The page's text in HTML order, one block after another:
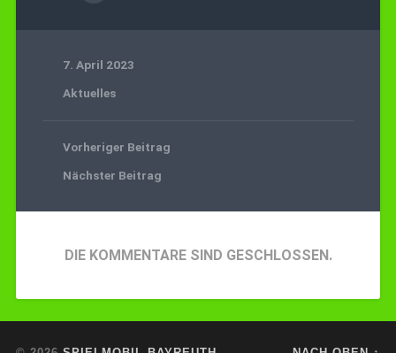
7. April 2023
Aktuelles
Vorheriger Beitrag
Nächster Beitrag
DIE KOMMENTARE SIND GESCHLOSSEN.